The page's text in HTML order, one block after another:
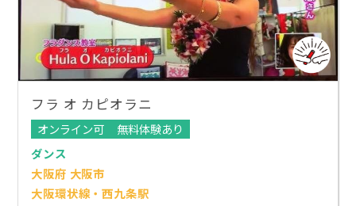
フラ オ カピオラニ
オンライン可
無料体験あり
ダンス
大阪府 大阪市
大阪環状線・西九条駅